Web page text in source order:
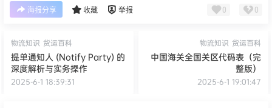
海报分享 收藏 举报 0 0
物流知识 货运百科
提单通知人 (Notify Party) 的
深度解析与实务操作
2025-6-1 18:39:31
物流知识 货运百科
中国海关全国关区代码表（完
整版）
2025-6-1 19:01:47